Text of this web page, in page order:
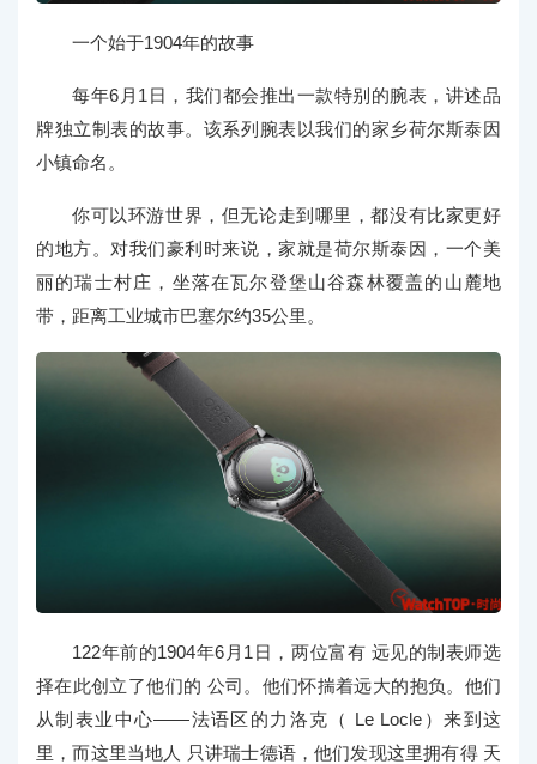
一个始于1904年的故事
每年6月1日，我们都会推出一款特别的腕表，讲述品
牌独立制表的故事。该系列腕表以我们的家乡荷尔斯泰因
小镇命名。
你可以环游世界，但无论走到哪里，都没有比家更好
的地方。对我们豪利时来说，家就是荷尔斯泰因，一个美
丽的瑞士村庄，坐落在瓦尔登堡山谷森林覆盖的山麓地
带，距离工业城市巴塞尔约35公里。
122年前的1904年6月1日，两位富有 远见的制表师选
择在此创立了他们的 公司。他们怀揣着远大的抱负。他们
从制表业中心——法语区的力洛克（ Le Locle）来到这
里，而这里当地人 只讲瑞士德语，他们发现这里拥有得 天